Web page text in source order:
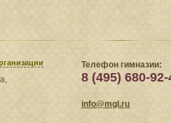
Телефон гимназии:
8 (495) 680-92-
info@mgl.ru